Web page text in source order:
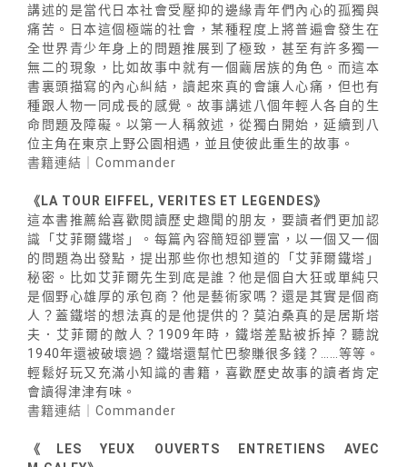
講述的是當代日本社會受壓抑的邊緣青年們內心的孤獨與
痛苦。日本這個極端的社會，某種程度上將普遍會發生在
全世界青少年身上的問題推展到了極致，甚至有許多獨一
無二的現象，比如故事中就有一個繭居族的角色。而這本
書裏頭描寫的內心糾結，讀起來真的會讓人心痛，但也有
種跟人物一同成長的感覺。故事講述八個年輕人各自的生
命問題及障礙。以第一人稱敘述，從獨白開始，延續到八
位主角在東京上野公園相遇，並且使彼此重生的故事。
書籍連結｜Commander
《LA TOUR EIFFEL, VERITES ET LEGENDES》
這本書推薦給喜歡閱讀歷史趣聞的朋友，要讀者們更加認
識「艾菲爾鐵塔」。每篇內容簡短卻豐富，以一個又一個
的問題為出發點，提出那些你也想知道的「艾菲爾鐵塔」
秘密。比如艾菲爾先生到底是誰？他是個自大狂或單純只
是個野心雄厚的承包商？他是藝術家嗎？還是其實是個商
人？蓋鐵塔的想法真的是他提供的？莫泊桑真的是居斯塔
夫．艾菲爾的敵人？1909年時，鐵塔差點被拆掉？聽說
1940年還被破壞過？鐵塔還幫忙巴黎賺很多錢？……等等。
輕鬆好玩又充滿小知識的書籍，喜歡歷史故事的讀者肯定
會讀得津津有味。
書籍連結｜Commander
《LES YEUX OUVERTS ENTRETIENS AVEC